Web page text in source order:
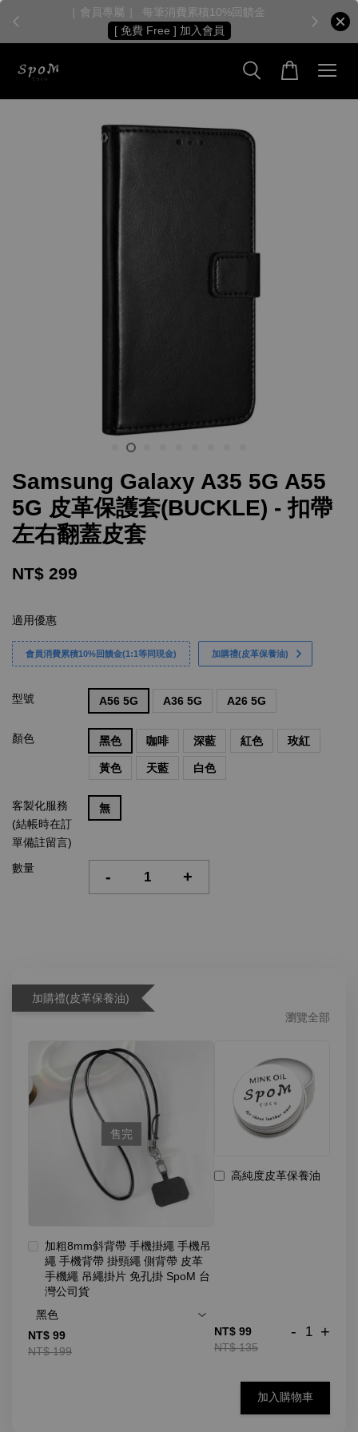
［ 會員專屬 ］ 每筆消費累積10%回饋金
[ 免費 Free ] 加入會員
Samsung Galaxy A35 5G A55
5G 皮革保護套(BUCKLE) - 扣帶
左右翻蓋皮套
NT$ 299
適用優惠
會員消費累積10%回饋金(1:1等同現金) 加購禮(皮革保養油)
型號 A56 5G A36 5G A26 5G
顏色 黑色 咖啡 深藍 紅色 玫紅
黃色 天藍 白色
客製化服務
(結帳時在訂
單備註留言)
無
數量 - +
加購禮(皮革保養油)
瀏覽全部
售完
加粗8mm斜背帶 手機掛繩 手機吊
繩 手機背帶 掛頸繩 側背帶 皮革
手機繩 吊繩掛片 免孔掛 SpoM 台
灣公司貨
NT$ 99
NT$ 199
高純度皮革保養油
NT$ 99
NT$ 135
- +
加入購物車